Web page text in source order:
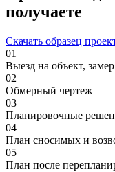
получаете
Скачать образец
01
Выезд на объект,
02
Обмерный чертеж
03
Планировочные
04
План сносимых и
05
План после